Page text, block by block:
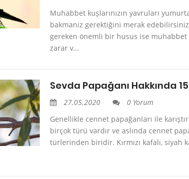
Muhabbet kuşlarınızın yavruları
bakmanız gerektiğini merak
gereken önemli bir husus ise
zarar v...
Sevda Papağanı Hakkında
27.05.2020
0 Yorum
Genellikle cennet papağanları ile
birçok türü vardır ve aslında cennet
türlerinden biridir. Kırmızı kafalı, siyah